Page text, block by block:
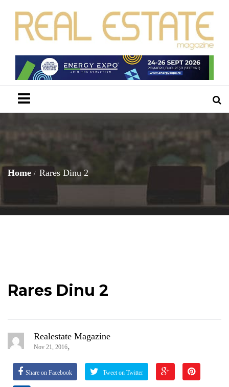
Home Rares Dinu 2
Rares Dinu 2
Realestate Magazine
Nov 21, 2016,
Share on Facebook Tweet on Twitter